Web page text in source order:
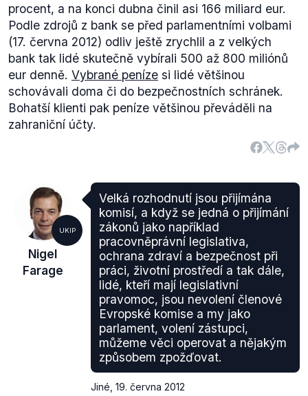
procent, a na konci dubna činil asi 166 miliard eur.
Podle zdrojů z bank se před parlamentními volbami
(17. června 2012) odliv ještě zrychlil a z velkých
bank tak lidé skutečně vybírali 500 až 800 miliónů
eur denně. Vybrané peníze si lidé většinou
schovávali doma či do bezpečnostních schránek.
Bohatší klienti pak peníze většinou převáděli na
zahraniční účty.
UKIP
Nigel
Farage
Velká rozhodnutí jsou přijímána
komisí, a když se jedná o přijímání
zákonů jako například
pracovněprávní legislativa,
ochrana zdraví a bezpečnost při
práci, životní prostředí a tak dále,
lidé, kteří mají legislativní
pravomoc, jsou nevolení členové
Evropské komise a my jako
parlament, volení zástupci,
můžeme věci operovat a nějakým
způsobem zpožďovat.
Jiné 19. června 2012